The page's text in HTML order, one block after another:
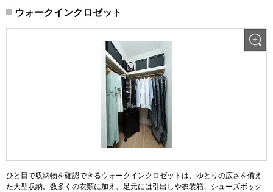
ウォークインクロゼット
ひと目で収納物を確認できるウォークインクロゼットは、ゆとりの広さを備え
た大型収納。数多くの衣類に加え、足元には引出しや衣装箱、シューズボック